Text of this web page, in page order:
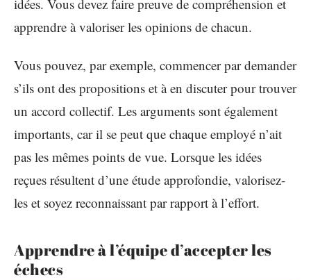
idées. Vous devez faire preuve de compréhension et
apprendre à valoriser les opinions de chacun.
Vous pouvez, par exemple, commencer par demander
s’ils ont des propositions et à en discuter pour trouver
un accord collectif. Les arguments sont également
importants, car il se peut que chaque employé n’ait
pas les mêmes points de vue. Lorsque les idées
reçues résultent d’une étude approfondie, valorisez-
les et soyez reconnaissant par rapport à l’effort.
Apprendre à l’équipe d’accepter les
échecs